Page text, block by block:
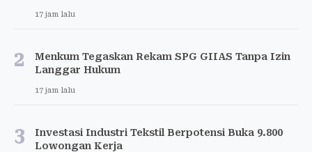
17 jam lalu
2
Menkum Tegaskan Rekam SPG GIIAS Tanpa Izin
Langgar Hukum
17 jam lalu
3
Investasi Industri Tekstil Berpotensi Buka 9.800
Lowongan Kerja